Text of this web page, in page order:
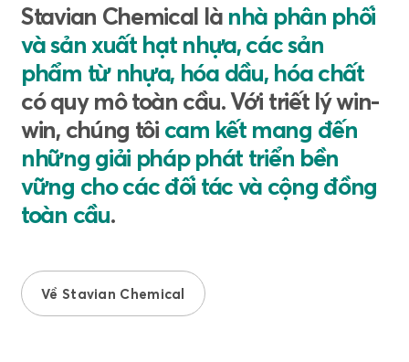
Stavian Chemical lànhà phân phối
và sản xuất hạt nhựa, các sản
phẩm từ nhựa, hóa dầu, hóa chất
có quy mô toàn cầu. Với triết lý win-
win, chúng tôi cam kết mang đến
những giải pháp phát triển bền
vững cho các đối tác và cộng đồng
toàn cầu.
Về Stavian Chemical